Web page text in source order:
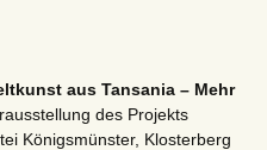
aus Tansania – Mehr
des Projekts
Königsmünster, Klosterberg